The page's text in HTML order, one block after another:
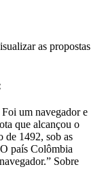
as propostas
um navegador e
que alcançou o
de 1492, sob as
país Colômbia
Sobre